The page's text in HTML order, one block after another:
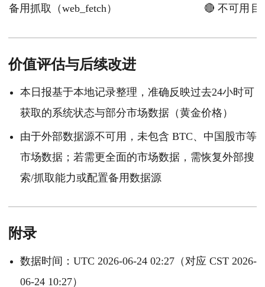
备用抓取（web_fetch）
🔴 不可用
价值评估与后续改进
本日报基于本地记录整理，准确反映过去24小时可
获取的系统状态与部分市场数据（黄金价格）
由于外部数据源不可用，未包含 BTC、中国股市等
市场数据；若需更全面的市场数据，需恢复外部搜
索/抓取能力或配置备用数据源
附录
数据时间：UTC 2026-06-24 02:27（对应 CST 2026-
06-24 10:27）